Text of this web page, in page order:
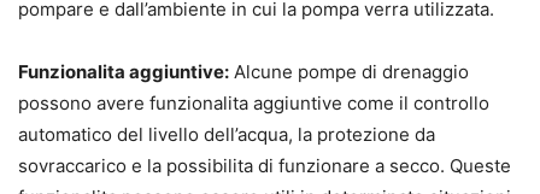
pompare e dall’ambiente in cui la pompa verra utilizzata.
Funzionalita aggiuntive: Alcune pompe di drenaggio
possono avere funzionalita aggiuntive come il controllo
automatico del livello dell’acqua, la protezione da
sovraccarico e la possibilita di funzionare a secco. Queste